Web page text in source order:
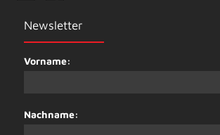
Newsletter
Vorname:
Nachname: